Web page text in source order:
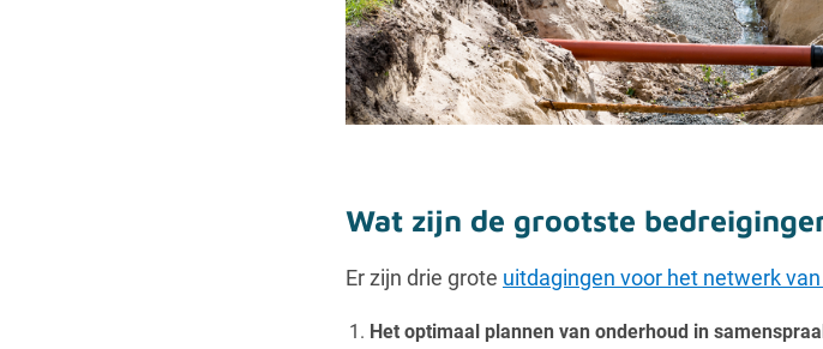
Wat zijn de grootste
Er zijn drie grote uitdagingen voor het netwerk
Het optimaal plannen van onderhoud in